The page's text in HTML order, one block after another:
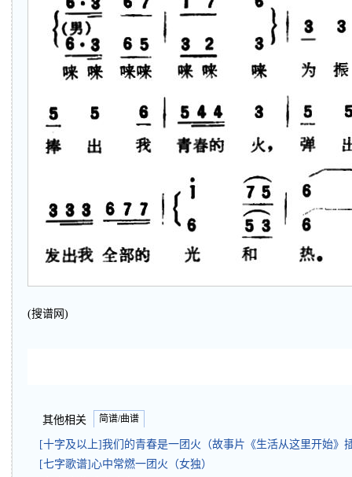
(搜谱网)
其他相关 简谱/曲谱
[十字及以上]我们的青春是一团火（故事片《生活从这里开始
[七字歌谱]心中常燃一团火（女独）